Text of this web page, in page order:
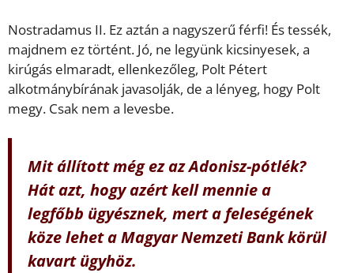
Nostradamus II. Ez aztán a nagyszerű férfi! És tessék,
majdnem ez történt. Jó, ne legyünk kicsinyesek, a
kirúgás elmaradt, ellenkezőleg, Polt Pétert
alkotmánybírának javasolják, de a lényeg, hogy Polt
megy. Csak nem a levesbe.
Mit állított még ez az Adonisz-pótlék?
Hát azt, hogy azért kell mennie a
legfőbb ügyésznek, mert a feleségének
köze lehet a Magyar Nemzeti Bank körül
kavart ügyhöz.